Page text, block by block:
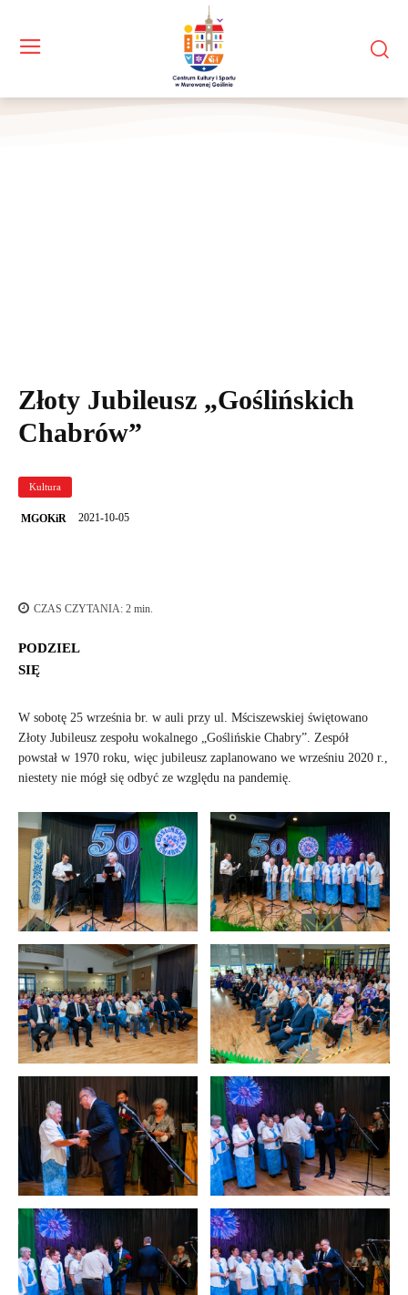
Złoty Jubileusz „Goślińskich
Chabrów”
Kultura
MGOKiR 2021-10-05
CZAS CZYTANIA: 2 min.
PODZIEL
SIĘ
W sobotę 25 września br. w auli przy ul. Mściszewskiej świętowano
Złoty Jubileusz zespołu wokalnego „Goślińskie Chabry”. Zespół
powstał w 1970 roku, więc jubileusz zaplanowano we wrześniu 2020 r.,
niestety nie mógł się odbyć ze względu na pandemię.